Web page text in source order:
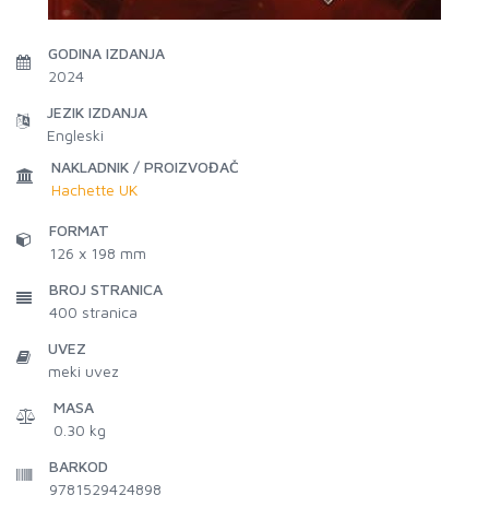
GODINA IZDANJA
2024
JEZIK IZDANJA
Engleski
NAKLADNIK / PROIZVOĐAČ
Hachette UK
FORMAT
126 x 198 mm
BROJ STRANICA
400 stranica
UVEZ
meki uvez
MASA
0.30 kg
BARKOD
9781529424898